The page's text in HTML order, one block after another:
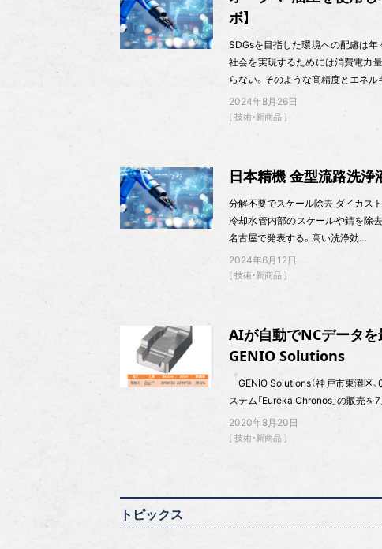
ボ】
SDGsを目指した環境への配慮は年
社会を実現するためには消費電力
らない。そのような高精度とエネ
2024年8月26日
技術・新商品
日本精機 金型流路洗浄
分解不要でスケール除去 ダイカスト
冷却水管内部のスケールや錆を除
名古屋で発表する。高い洗浄効…
2024年6月12日
技術・新商品
AIが自動でNCデータを
GENIO Solutions
GENIO Solutions（神戸市東灘区
ステム「Eureka Chronos」の販売
2020年8月20日
技術・新商品
トピックス